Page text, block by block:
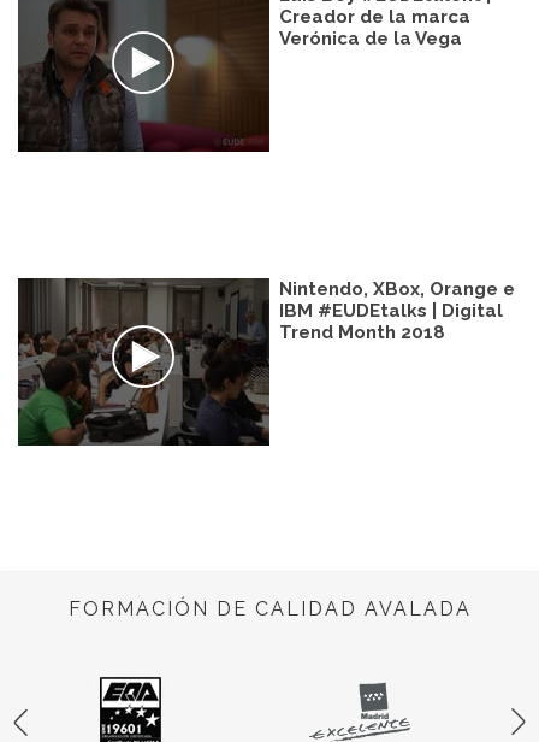
Creador de la marca
Verónica de la Vega
Nintendo, XBox, Orange e
IBM #EUDEtalks | Digital
Trend Month 2018
FORMACIÓN DE CALIDAD AVALADA